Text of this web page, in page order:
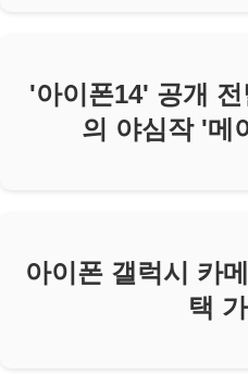
'아이폰14' 공개
의 야심작 '메
아이폰 갤럭시 카
택